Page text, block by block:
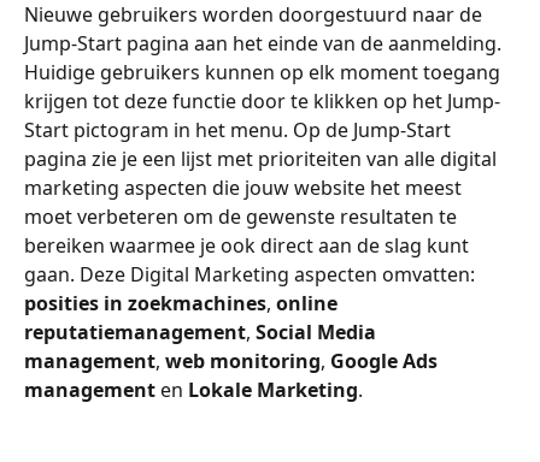
Nieuwe gebruikers worden doorgestuurd naar de
Jump-Start pagina aan het einde van de aanmelding.
Huidige gebruikers kunnen op elk moment toegang
krijgen tot deze functie door te klikken op het Jump-
Start pictogram in het menu. Op de Jump-Start
pagina zie je een lijst met prioriteiten van alle digital
marketing aspecten die jouw website het meest
moet verbeteren om de gewenste resultaten te
bereiken waarmee je ook direct aan de slag kunt
gaan. Deze Digital Marketing aspecten omvatten:
posities in zoekmachines, online
reputatiemanagement, Social Media
management, web monitoring, Google Ads
management en Lokale Marketing.